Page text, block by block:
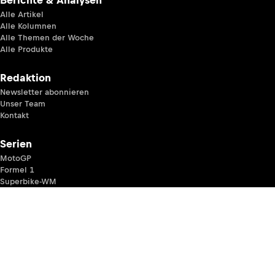
Alle Artikel
Alle Kolumnen
Alle Themen der Woche
Alle Produkte
Redaktion
Newsletter abonnieren
Unser Team
Kontakt
Serien
MotoGP
Formel 1
Superbike-WM